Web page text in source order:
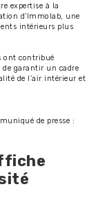
expertise à la
d'Immolab, une
intérieurs plus
ont contribué
garantir un cadre
de l’air intérieur et
de presse :